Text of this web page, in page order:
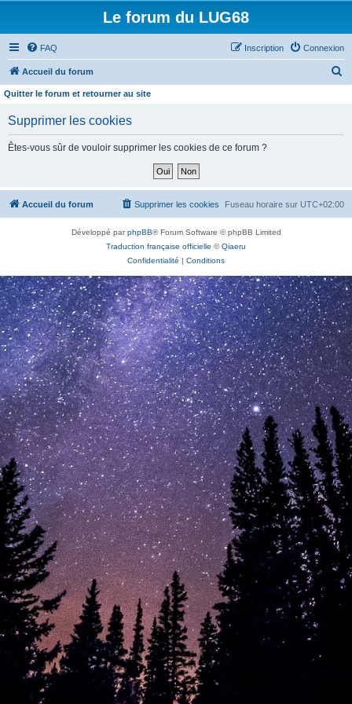
Le forum du LUG68
FAQ Connexion
Inscription
Accueil du forum
h
Quitter le forum et retourner au site
Supprimer les cookies
Êtes-vous sûr de vouloir supprimer les cookies de ce forum ?
Accueil du forum Fuseau horaire sur UTC+02:00
Supprimer les cookies
Développé parphpBB® Forum Software © phpBB Limited
Traduction française officielle ©Qiaeru
Confidentialité | Conditions